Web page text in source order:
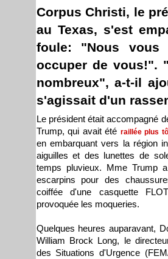
Corpus Christi, le
au Texas, s'est
foule: "Nous vous
occuper de vous!".
nombreux", a-t-il
s'agissait d'un
Le président était accompagné
Trump, qui avait été raillée plus
en embarquant vers la région
aiguilles et des lunettes de
temps pluvieux. Mme Trump
escarpins pour des
coiffée d'une casquette
provoquée les moqueries.
Quelques heures auparavant,
William Brock Long, le
des Situations d'Urgence